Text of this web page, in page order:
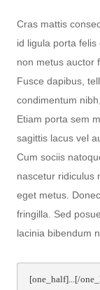
Cras mattis
id ligula porta
non metus auctor
Fusce dapibus,
condimentum
Etiam porta sem
sagittis lacus vel
Cum sociis
nascetur ridiculus
eget metus.
fringilla. Sed
lacinia bibendum
[one_half]...[/